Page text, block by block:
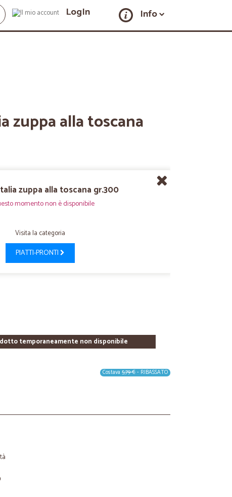
LogIn Info
zuppa alla toscana
zuppa alla toscana gr.300
momento non è disponibile
Visita la categoria
PIATTI-PRONTI
temporaneamente non disponibile
Costava 5,79 €- RIBASSATO